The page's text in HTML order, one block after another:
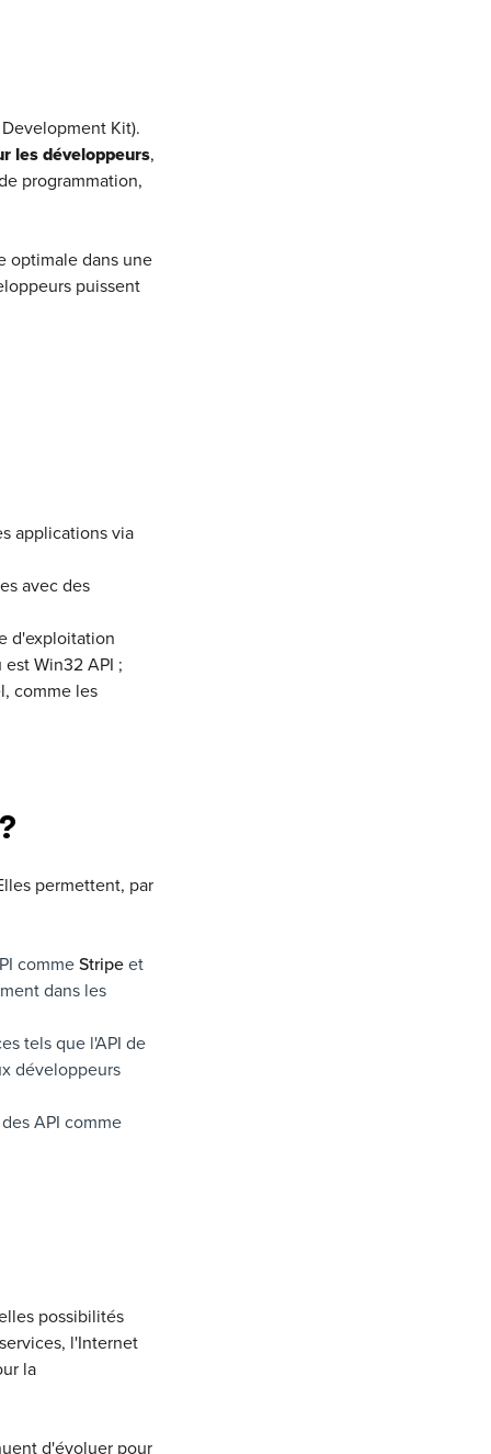
Kit).
les développeurs,
programmation,
optimale dans une
puissent
applications via
avec des
d'exploitation
Win32 API ;
comme les
permettent, par
comme Stripeet
dans les
tels que l'API de
développeurs
API comme
possibilités
l'Internet
la
d'évoluer pour